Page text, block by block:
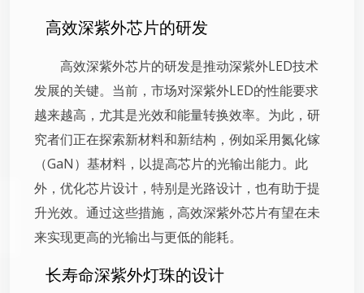
高效深紫外芯片的研发
高效深紫外芯片的研发是推动深紫外LED技术
发展的关键。当前，市场对深紫外LED的性能要求
越来越高，尤其是光效和能量转换效率。为此，研
究者们正在探索新材料和新结构，例如采用氮化镓
（GaN）基材料，以提高芯片的光输出能力。此
外，优化芯片设计，特别是光路设计，也有助于提
升光效。通过这些措施，高效深紫外芯片有望在未
来实现更高的光输出与更低的能耗。
长寿命深紫外灯珠的设计